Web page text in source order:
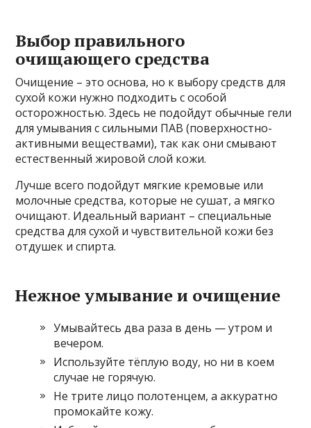
Выбор правильного
очищающего средства
Очищение – это основа, но к выбору средств для
сухой кожи нужно подходить с особой
осторожностью. Здесь не подойдут обычные гели
для умывания с сильными ПАВ (поверхностно-
активными веществами), так как они смывают
естественный жировой слой кожи.
Лучше всего подойдут мягкие кремовые или
молочные средства, которые не сушат, а мягко
очищают. Идеальный вариант – специальные
средства для сухой и чувствительной кожи без
отдушек и спирта.
Нежное умывание и очищение
Умывайтесь два раза в день — утром и
вечером.
Используйте тёплую воду, но ни в коем
случае не горячую.
Не трите лицо полотенцем, а аккуратно
промокайте кожу.